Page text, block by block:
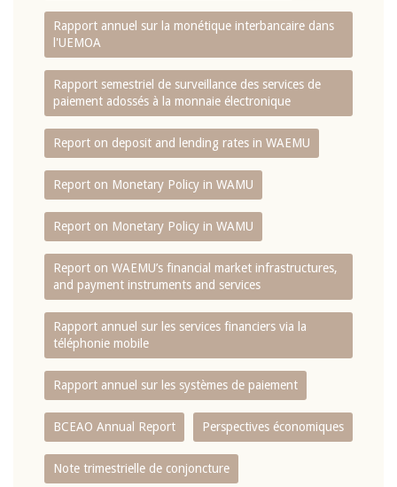
Rapport annuel sur la monétique interbancaire dans
l'UEMOA
Rapport semestriel de surveillance des services de
paiement adossés à la monnaie électronique
Report on deposit and lending rates in WAEMU
Report on Monetary Policy in WAMU
Report on Monetary Policy in WAMU
Report on WAEMU’s financial market infrastructures,
and payment instruments and services
Rapport annuel sur les services financiers via la
téléphonie mobile
Rapport annuel sur les systèmes de paiement
BCEAO Annual Report Perspectives économiques
Note trimestrielle de conjoncture